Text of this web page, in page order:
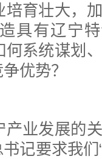
育壮大，
具有辽宁特
系统谋划
优势？
业发展的关
记要求我